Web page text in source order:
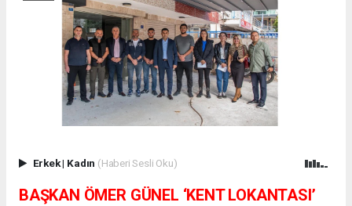
Erkek| Kadın (Haberi Sesli Oku)
BAŞKAN ÖMER GÜNEL ‘KENT LOKANTASI’